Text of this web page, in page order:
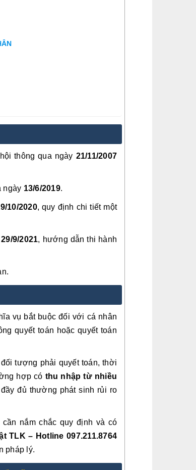
thông qua ngày 21/11/2007
ngày 13/6/2019.
10/2020, quy định chi tiết một
29/9/2021, hướng dẫn thi hành
vụ bắt buộc đối với cá nhân
quyết toán hoặc quyết toán
tượng phải quyết toán, thời
hợp có thu nhập từ nhiều
đủ thường phát sinh rủi ro
nắm chắc quy định và có
TLK – Hotline 097.211.8764
pháp lý.